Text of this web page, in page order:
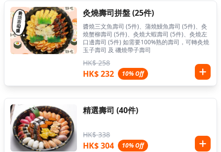
名額有限，先用先得。受條款及細則約束。
灸燒壽司拼盤 (25件)
醬燒三文魚壽司 (5件)、蒲燒鰻魚壽司 (5件)、灸
燒蟹柳壽司 (5件)、灸燒大蝦壽司 (5件)、灸燒左
口邊壽司 (5件) 如需要100%熟的壽司，可轉灸燒
玉子壽司 及 磯燒帶子壽司
HK$ 258
HK$ 232 10% Off
精選壽司 (40件)
HK$ 338
HK$ 304 10% Off